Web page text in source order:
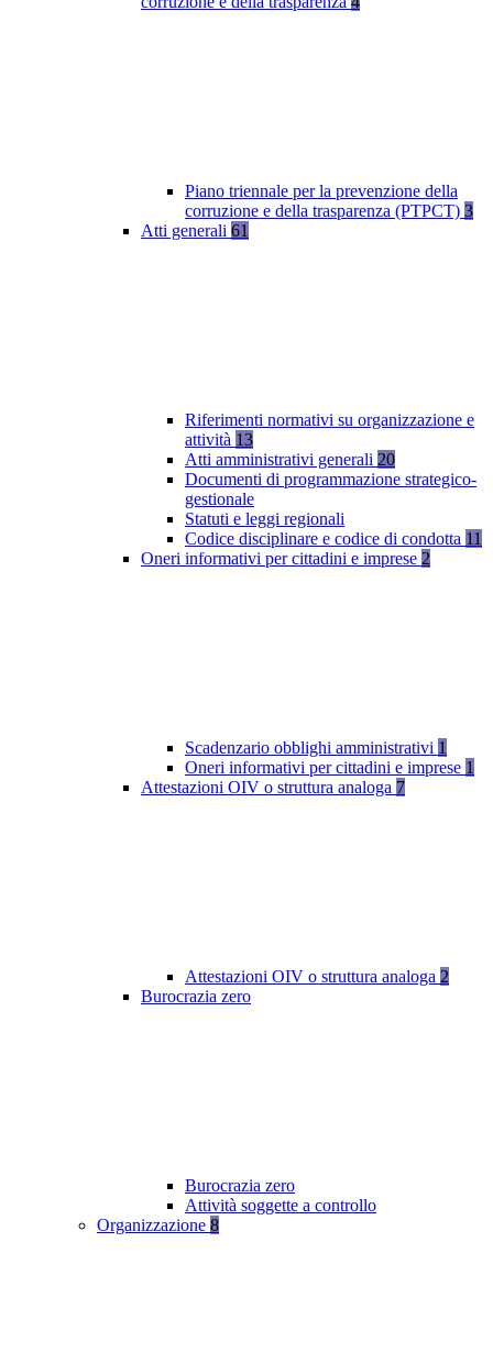
Piano triennale per la prevenzione della
corruzione e della trasparenza (PTPCT) 3
Atti generali 61
Riferimenti normativi su organizzazione e
attività 13
Atti amministrativi generali 20
Documenti di programmazione strategico-
gestionale
Statuti e leggi regionali
Codice disciplinare e codice di condotta 11
Oneri informativi per cittadini e imprese 2
Scadenzario obblighi amministrativi 1
Oneri informativi per cittadini e imprese 1
Attestazioni OIV o struttura analoga 7
Attestazioni OIV o struttura analoga 2
Burocrazia zero
Burocrazia zero
Attività soggette a controllo
Organizzazione 8